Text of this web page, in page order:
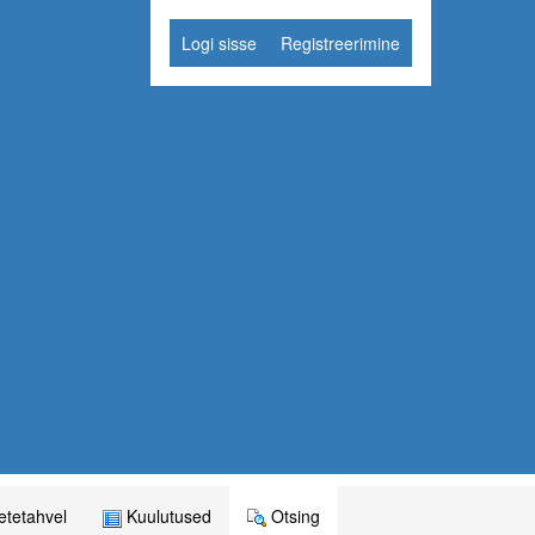
Logi sisse Registreerimine
Kuulutused Otsing